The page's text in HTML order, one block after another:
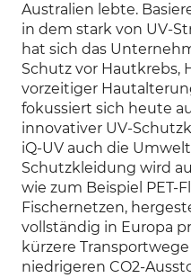
Australien lebte.
in dem stark von UV-
hat sich das
Schutz vor Hautkrebs,
vorzeitiger
fokussiert sich heute
innovativer UV-
iQ-UV auch die
Schutzkleidung wird
wie zum Beispiel PET-
Fischernetzen,
vollständig in Europa
kürzere
niedrigeren CO2-